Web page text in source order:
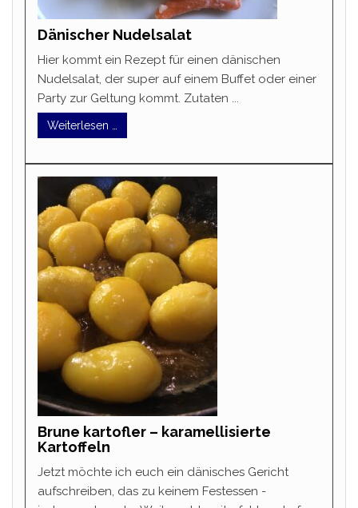
Dänischer Nudelsalat
Hier kommt ein Rezept für einen dänischen
Nudelsalat, der super auf einem Buffet oder einer
Party zur Geltung kommt. Zutaten ...
Weiterlesen …
Brune kartofler – karamellisierte
Kartoffeln
Jetzt möchte ich euch ein dänisches Gericht
aufschreiben, das zu keinem Festessen -